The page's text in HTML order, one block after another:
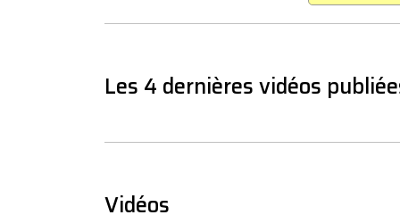
Les 4 dernières vidéos
Vidéos